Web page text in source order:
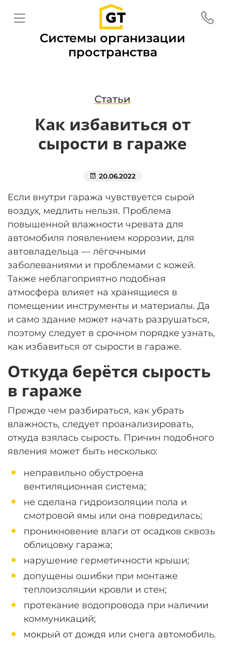
Системы организации
пространства
Статьи
Как избавиться от
сырости в гараже
20.06.2022
Если внутри гаража чувствуется сырой
воздух, медлить нельзя. Проблема
повышенной влажности чревата для
автомобиля появлением коррозии, для
автовладельца — лёгочными
заболеваниями и проблемами с кожей.
Также неблагоприятно подобная
атмосфера влияет на хранящиеся в
помещении инструменты и материалы. Да
и само здание может начать разрушаться,
поэтому следует в срочном порядке узнать,
как избавиться от сырости в гараже.
Откуда берётся сырость
в гараже
Прежде чем разбираться, как убрать
влажность, следует проанализировать,
откуда взялась сырость. Причин подобного
явления может быть несколько:
неправильно обустроена
вентиляционная система;
не сделана гидроизоляции пола и
смотровой ямы или она повредилась;
проникновение влаги от осадков сквозь
облицовку гаража;
нарушение герметичности крыши;
допущены ошибки при монтаже
теплоизоляции кровли и стен;
протекание водопровода при наличии
коммуникаций;
мокрый от дождя или снега автомобиль.